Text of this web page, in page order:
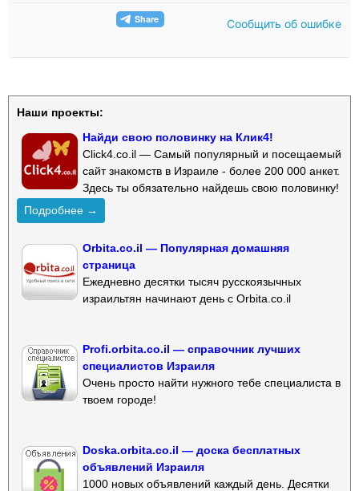
Сообщить об ошибке
Наши проекты:
Найди свою половинку на Клик4!
Click4.co.il — Самый популярный и посещаемый
сайт знакомств в Израиле - более 200 000 анкет.
Здесь ты обязательно найдешь свою половинку!
Подробнее →
Orbita.co.il — Популярная домашняя
страница
Ежедневно десятки тысяч русскоязычных
израильтян начинают день с Orbita.co.il
Profi.orbita.co.il — справочник лучших
специалистов Израиля
Очень просто найти нужного тебе специалиста в
твоем городе!
Doska.orbita.co.il — доска бесплатных
объявлений Израиля
1000 новых объявлений каждый день. Десятки